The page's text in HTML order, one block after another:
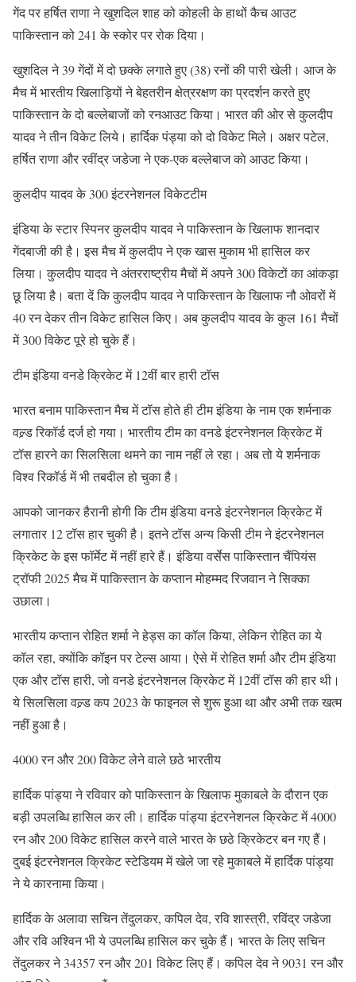
गेंद पर हर्षित राणा ने खुशदिल शाह को कोहली के हाथों कैच आउट
पाकिस्तान को 241 के स्कोर पर रोक दिया।
खुशदिल ने 39 गेंदों में दो छक्के लगाते हुए (38) रनों की पारी खेली। आज के
मैच में भारतीय खिलाड़ियों ने बेहतरीन क्षेत्ररक्षण का प्रदर्शन करते हुए
पाकिस्तान के दो बल्लेबाजों को रनआउट किया। भारत की ओर से कुलदीप
यादव ने तीन विकेट लिये। हार्दिक पंड्या को दो विकेट मिले। अक्षर पटेल,
हर्षित राणा और रवींद्र जडेजा ने एक-एक बल्लेबाज काे आउट किया।
कुलदीप यादव के 300 इंटरनेशनल विकेटटीम
इंडिया के स्टार स्पिनर कुलदीप यादव ने पाकिस्तान के खिलाफ शानदार
गेंदबाजी की है। इस मैच में कुलदीप ने एक खास मुकाम भी हासिल कर
लिया। कुलदीप यादव ने अंतरराष्ट्रीय मैचों में अपने 300 विकेटों का आंकड़ा
छू लिया है। बता दें कि कुलदीप यादव ने पाकिस्तान के खिलाफ नौ ओवरों में
40 रन देकर तीन विकेट हासिल किए। अब कुलदीप यादव के कुल 161 मैचों
में 300 विकेट पूरे हो चुके हैं।
टीम इंडिया वनडे क्रिकेट में 12वीं बार हारी टॉस
भारत बनाम पाकिस्तान मैच में टॉस होते ही टीम इंडिया के नाम एक शर्मनाक
वल्र्ड रिकॉर्ड दर्ज हो गया। भारतीय टीम का वनडे इंटरनेशनल क्रिकेट में
टॉस हारने का सिलसिला थमने का नाम नहीं ले रहा। अब तो ये शर्मनाक
विश्व रिकॉर्ड में भी तबदील हो चुका है।
आपको जानकर हैरानी होगी कि टीम इंडिया वनडे इंटरनेशनल क्रिकेट में
लगातार 12 टॉस हार चुकी है। इतने टॉस अन्य किसी टीम ने इंटरनेशनल
क्रिकेट के इस फॉर्मेट में नहीं हारे हैं। इंडिया वर्सेस पाकिस्तान चैंपियंस
ट्रॉफी 2025 मैच में पाकिस्तान के कप्तान मोहम्मद रिजवान ने सिक्का
उछाला।
भारतीय कप्तान रोहित शर्मा ने हेड्स का कॉल किया, लेकिन रोहित का ये
कॉल रहा, क्योंकि कॉइन पर टेल्स आया। ऐसे में रोहित शर्मा और टीम इंडिया
एक और टॉस हारी, जो वनडे इंटरनेशनल क्रिकेट में 12वीं टॉस की हार थी।
ये सिलसिला वल्र्ड कप 2023 के फाइनल से शुरू हुआ था और अभी तक खत्म
नहीं हुआ है।
4000 रन और 200 विकेट लेने वाले छठे भारतीय
हार्दिक पांड्या ने रविवार को पाकिस्तान के खिलाफ मुकाबले के दौरान एक
बड़ी उपलब्धि हासिल कर ली। हार्दिक पांड्या इंटरनेशनल क्रिकेट में 4000
रन और 200 विकेट हासिल करने वाले भारत के छठे क्रिकेटर बन गए हैं।
दुबई इंटरनेशनल क्रिकेट स्टेडियम में खेले जा रहे मुकाबले में हार्दिक पांड्या
ने ये कारनामा किया।
हार्दिक के अलावा सचिन तेंदुलकर, कपिल देव, रवि शास्त्री, रविंद्र जडेजा
और रवि अश्विन भी ये उपलब्धि हासिल कर चुके हैं। भारत के लिए सचिन
तेंदुलकर ने 34357 रन और 201 विकेट लिए हैं। कपिल देव ने 9031 रन और